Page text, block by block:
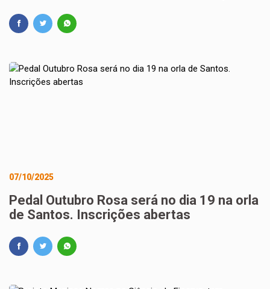
07/10/2025
Pedal Outubro Rosa será no dia 19 na orla
de Santos. Inscrições abertas